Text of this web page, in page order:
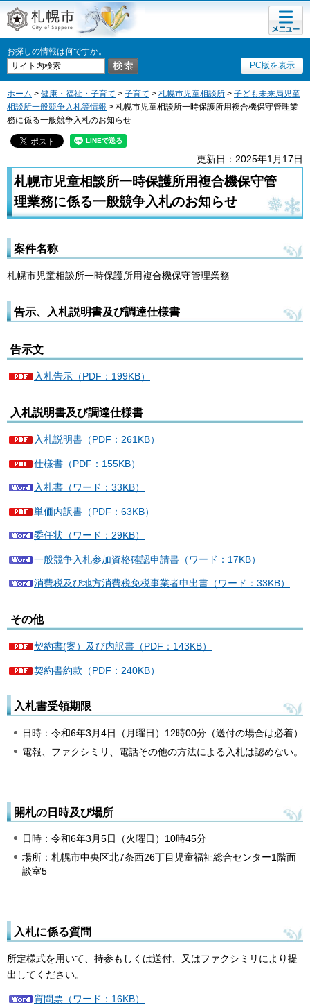
札幌市
お探しの情報は何ですか。
PC版を表示
メニュ
ー
ホーム > 健康・福祉・子育て > 子育て > 札幌市児童相談所 > 子ども未来局児童
相談所一般競争入札等情報 > 札幌市児童相談所一時保護所用複合機保守管理業
務に係る一般競争入札のお知らせ
更新日：2025年1月17日
札幌市児童相談所一時保護所用複合機保守管
理業務に係る一般競争入札のお知らせ
案件名称
札幌市児童相談所一時保護所用複合機保守管理業務
告示、入札説明書及び調達仕様書
告示文
入札告示（PDF：199KB）
入札説明書及び調達仕様書
入札説明書（PDF：261KB）
仕様書（PDF：155KB）
入札書（ワード：33KB）
単価内訳書（PDF：63KB）
委任状（ワード：29KB）
一般競争入札参加資格確認申請書（ワード：17KB）
消費税及び地方消費税免税事業者申出書（ワード：33KB）
その他
契約書(案）及び内訳書（PDF：143KB）
契約書約款（PDF：240KB）
入札書受領期限
日時：令和6年3月4日（月曜日）12時00分（送付の場合は必着）
電報、ファクシミリ、電話その他の方法による入札は認めない。
開札の日時及び場所
日時：令和6年3月5日（火曜日）10時45分
場所：札幌市中央区北7条西26丁目児童福祉総合センター1階面
談室5
入札に係る質問
所定様式を用いて、持参もしくは送付、又はファクシミリにより提
出してください。
質問票（ワード：16KB）